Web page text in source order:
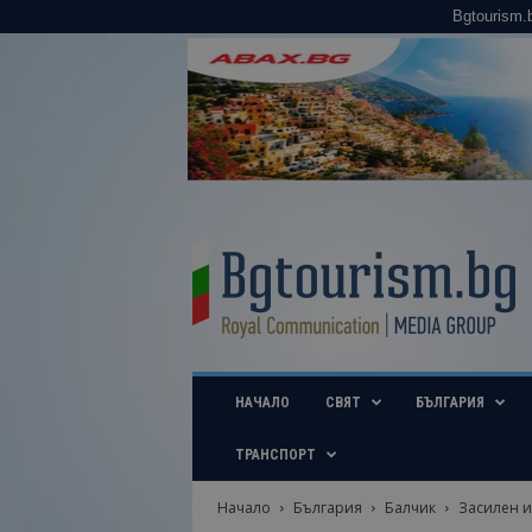
u
i
b
НАЧАЛО СВЯТ БЪЛГАРИЯ
ТРАНСПОРТ
Начало България Балчик
Засилен